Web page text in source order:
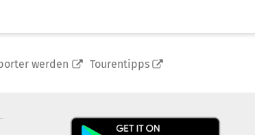
werden Tourentipps